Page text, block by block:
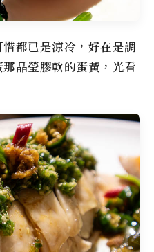
都已是涼冷，好在是調
晶瑩膠軟的蛋黃，光看